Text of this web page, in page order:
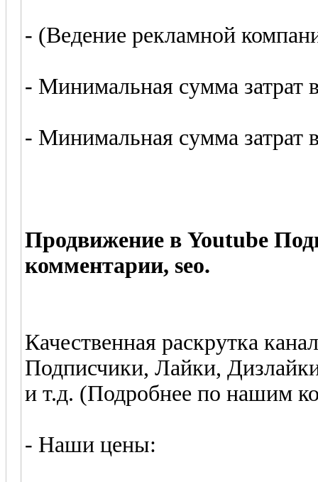
- (Ведение рекламной
- Минимальная сумма затрат
- Минимальная сумма затрат
Продвижение в Youtube
комментарии, seo.
Качественная раскрутка
Подписчики, Лайки,
и т.д. (Подробнее по нашим
- Наши цены: